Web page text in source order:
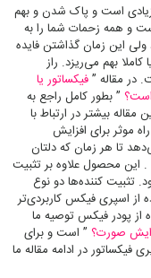
زیادی است و پاک شدن و بهم
و همه زحمات شما را به
این زمان گذاشتن فایده
بهم می‌ریزد. راز
در مقاله ”فیکساتور یا
” بطور کامل راجع به
بیشتر در ارتباط با
موثر برای افزایش
تا هر زمان که دلتان
این محصول علاوه بر تثبیت
کننده‌ها دو نوع
از اسپری فیکس کاربردی‌تر
از پودر فیکس توصیه ما
صورت؟ ” است و برای
در ادامه مقاله ما